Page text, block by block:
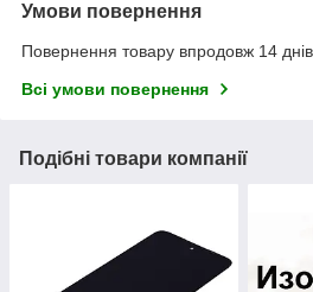
Умови повернення
Повернення товару впродовж 14
Всі умови повернення
Подібні товари компанії